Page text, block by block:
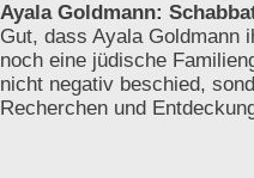
Ayala Goldmann:
Gut, dass Ayala Goldmann
noch eine jüdische
nicht negativ beschied,
Recherchen und